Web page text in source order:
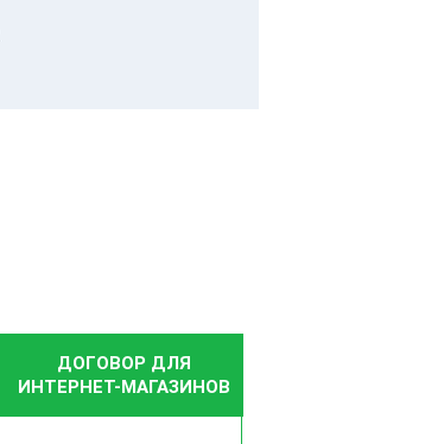
ДОГОВОР ДЛЯ
ИНТЕРНЕТ-МАГАЗИНОВ